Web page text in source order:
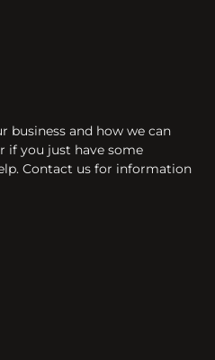
business and how we can
if you just have some
Contact us for information